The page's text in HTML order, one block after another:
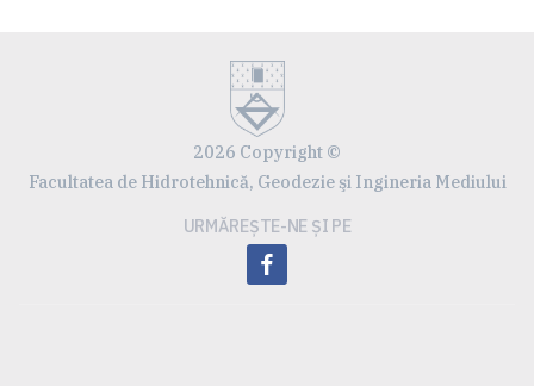
2026 Copyright ©
Facultatea de Hidrotehnică, Geodezie şi Ingineria Mediului
URMĂREȘTE-NE ȘI PE
facebook